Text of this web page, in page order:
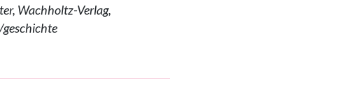
Wachholtz-Verlag,